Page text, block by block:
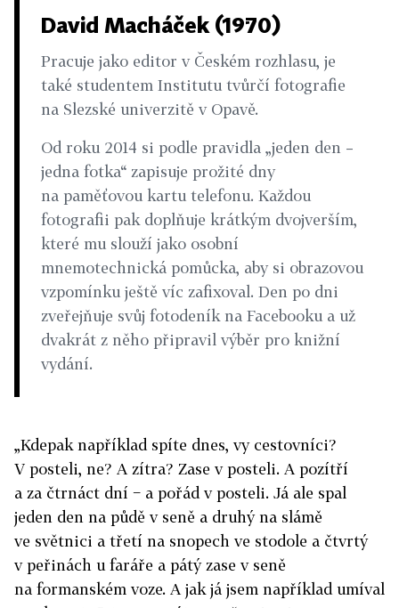
David Macháček (1970)
Pracuje jako editor v Českém rozhlasu, je
také studentem Institutu tvůrčí fotografie
na Slezské univerzitě v Opavě.
Od roku 2014 si podle pravidla „jeden den –
jedna fotka“ zapisuje prožité dny
na paměťovou kartu telefonu. Každou
fotografii pak doplňuje krátkým dvojverším,
které mu slouží jako osobní
mnemotechnická pomůcka, aby si obrazovou
vzpomínku ještě víc zafixoval. Den po dni
zveřejňuje svůj fotodeník na Facebooku a už
dvakrát z něho připravil výběr pro knižní
vydání.
„Kdepak například spíte dnes, vy cestovníci?
V posteli, ne? A zítra? Zase v posteli. A pozítří
a za čtrnáct dní − a pořád v posteli. Já ale spal
jeden den na půdě v seně a druhý na slámě
ve světnici a třetí na snopech ve stodole a čtvrtý
v peřinách u faráře a pátý zase v seně
na formanském voze. A jak já jsem například umíval